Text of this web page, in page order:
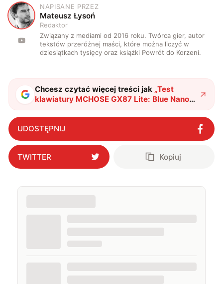
M
NAPISANE PRZEZ
Mateusz Łysoń
Redaktor
Związany z mediami od 2016 roku. Twórca gier, autor
tekstów przeróżnej maści, które można liczyć w
dziesiątkach tysięcy oraz książki Powrót do Korzeni.
Chcesz czytać więcej treści jak „Test
klawiatury MCHOSE GX87 Lite: Blue Nano
Spraying"?
UDOSTĘPNIJ
TWITTER Kopiuj